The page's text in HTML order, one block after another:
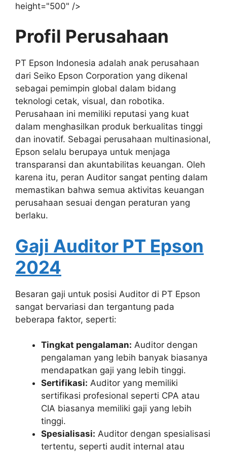
height="500" />
Profil Perusahaan
PT Epson Indonesia adalah anak perusahaan
dari Seiko Epson Corporation yang dikenal
sebagai pemimpin global dalam bidang
teknologi cetak, visual, dan robotika.
Perusahaan ini memiliki reputasi yang kuat
dalam menghasilkan produk berkualitas tinggi
dan inovatif. Sebagai perusahaan multinasional,
Epson selalu berupaya untuk menjaga
transparansi dan akuntabilitas keuangan. Oleh
karena itu, peran Auditor sangat penting dalam
memastikan bahwa semua aktivitas keuangan
perusahaan sesuai dengan peraturan yang
berlaku.
Gaji Auditor PT Epson
2024
Besaran gaji untuk posisi Auditor di PT Epson
sangat bervariasi dan tergantung pada
beberapa faktor, seperti:
Tingkat pengalaman: Auditor dengan
pengalaman yang lebih banyak biasanya
mendapatkan gaji yang lebih tinggi.
Sertifikasi: Auditor yang memiliki
sertifikasi profesional seperti CPA atau
CIA biasanya memiliki gaji yang lebih
tinggi.
Spesialisasi: Auditor dengan spesialisasi
tertentu, seperti audit internal atau